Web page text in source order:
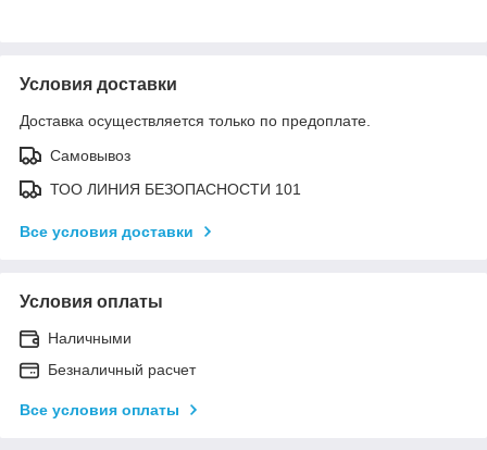
Условия доставки
Доставка осуществляется только по предоплате.
Самовывоз
ТОО ЛИНИЯ БЕЗОПАСНОСТИ 101
Все условия доставки
Условия оплаты
Наличными
Безналичный расчет
Все условия оплаты